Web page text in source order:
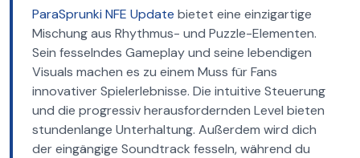
ParaSprunki NFE Update bietet eine einzigartige
Mischung aus Rhythmus- und Puzzle-Elementen.
Sein fesselndes Gameplay und seine lebendigen
Visuals machen es zu einem Muss für Fans
innovativer Spielerlebnisse. Die intuitive Steuerung
und die progressiv herausfordernden Level bieten
stundenlange Unterhaltung. Außerdem wird dich
der eingängige Soundtrack fesseln, während du